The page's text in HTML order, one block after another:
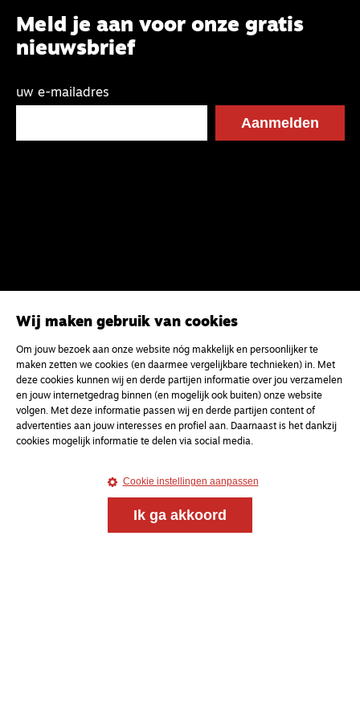
Meld je aan voor onze gratis
nieuwsbrief
uw e-mailadres
Magazine
Onderweg
Onderweg is een platform voor ontmoeting, vorming
en gesprek voor christenen onderweg, in het bijzonder
Kvk-nummer 33277063
Wij maken gebruik van cookies
Om jouw bezoek aan onze website nóg makkelijk en persoonlijker te
maken zetten we cookies (en daarmee vergelijkbare technieken) in. Met
deze cookies kunnen wij en derde partijen informatie over jou verzamelen
en jouw internetgedrag binnen (en mogelijk ook buiten) onze website
volgen. Met deze informatie passen wij en derde partijen content of
advertenties aan jouw interesses en profiel aan. Daarnaast is het dankzij
cookies mogelijk informatie te delen via social media.
Cookie instellingen aanpassen
Ik ga akkoord